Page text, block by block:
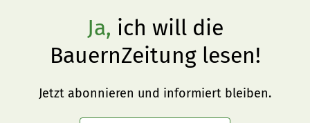
Ja, ich will die
BauernZeitung lesen!
Jetzt abonnieren und informiert bleiben.